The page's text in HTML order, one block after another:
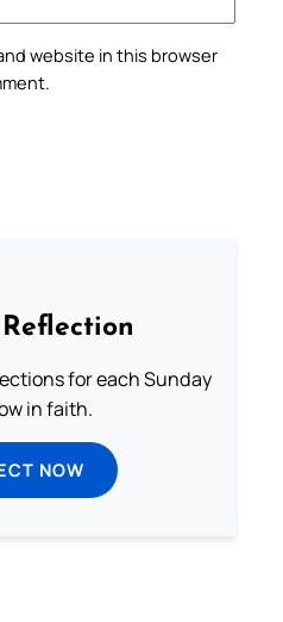
website in this browser
for each Sunday
in faith.
NOW